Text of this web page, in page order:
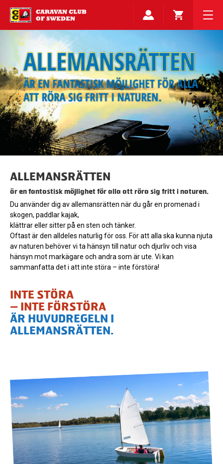
ALLEMANSRÄTTEN
är en fantastisk möjlighet för alla att röra sig fritt i naturen.
Du använder dig av allemansrätten när du går en promenad i
skogen, paddlar kajak,
klättrar eller sitter på en sten och tänker.
Oftast är den alldeles naturlig för oss. För att alla ska kunna njuta
av naturen behöver vi ta hänsyn till natur och djurliv och visa
hänsyn mot markägare och andra som är ute. Vi kan
sammanfatta det i att inte störa – inte förstöra!
INTE STÖRA
– INTE FÖRSTÖRA
ÄR HUVUDREGELN I
ALLEMANSRÄTTEN.